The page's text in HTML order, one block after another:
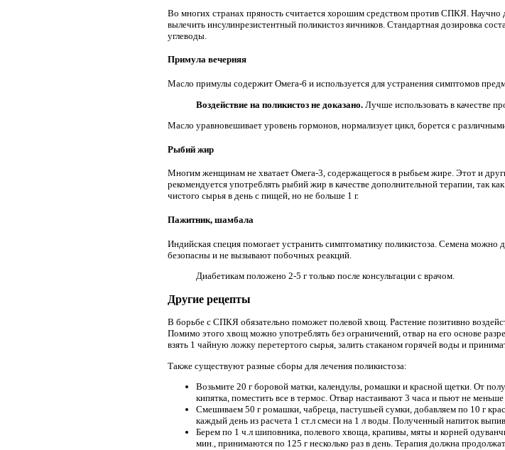
Во многих странах пряность считается хорошим средством против СПКЯ.
вылечить инсулинрезистентный поликистоз яичников. Стандартная дозировка
углеводы.
Примула вечерняя
Масло примулы содержит Омега-6 и используется для устранения симптомов
Воздействие на поликистоз не доказано. Лучше использовать в качестве
Масло уравновешивает уровень гормонов, нормализует цикл, борется с
Рыбий жир
Многим женщинам не хватает Омега-3, содержащегося в рыбьем жире. Этот и
рекомендуется употреблять рыбий жир в качестве дополнительной терапии, так
чистого сырья в день с пищей, но не больше 1 г.
Пажитник, шамбала
Индийская специя помогает устранить симптоматику поликистоза. Семена можно
безопасны и не вызывают побочных реакций.
Диабетикам положено 2-5 г только после консультации с врачом.
Другие рецепты
В борьбе с СПКЯ обязательно поможет полевой хвощ. Растение позитивно
Помимо этого хвощ можно употреблять без ограничений, отвар на его основе
взять 1 чайную ложку перетертого сырья, залить стаканом горячей воды и
Также существуют разные сборы для лечения поликистоза:
Возьмите 20 г боровой матки, календулы, ромашки и красной щетки. От
кипятка, поместить все в термос. Отвар настаивают 3 часа и пьют не меньше
Смешиваем 50 г ромашки, чабреца, пастушьей сумки, добавляем по 10 г
каждый день из расчета 1 ст.л смеси на 1 л воды. Полученный напиток
Берем по 1 ч.л шиповника, полевого хвоща, крапивы, мяты и корней
мин., принимаются по 125 г несколько раз в день. Терапия должна